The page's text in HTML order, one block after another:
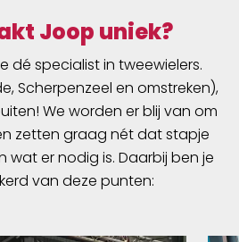
Joop uniek?
dé specialist in tweewielers.
Scherpenzeel en omstreken),
We worden er blij van om
zetten graag nét dat stapje
wat er nodig is. Daarbij ben je
van deze punten: